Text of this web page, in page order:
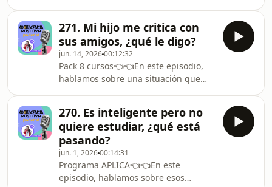
adolescente deja de querer venir de
vacaciones con nosotros. ¿Es una fase
normal? ¿Debemos insistir o respetar
su decisión? ¿Cómo encontrar el
equilibrio entre su necesidad de
autonomía y el tiempo en familia?
Reflexionamos sobre qué hay detrás
de este cambio, cómo vivirlo
271. Mi hijo me critica con
sus amigos, ¿qué le digo?
jun. 14, 202600:12:32
Pack 8 cursos👈👈En este episodio,
hablamos sobre una situación que
a nuestras espaldas. Ya sea con sus
amigos, sus hermanos o incluso en
redes sociales, escucharlo puede
hacernos sentir traicionados,
enfadados o profundamente heridos.
Reflexionamos sobre por qué los
270. Es inteligente pero no
quiere estudiar, ¿qué está
pasando?
jun. 1, 202600:14:31
Programa APLICA👈👈En este
episodio, hablamos sobre esos